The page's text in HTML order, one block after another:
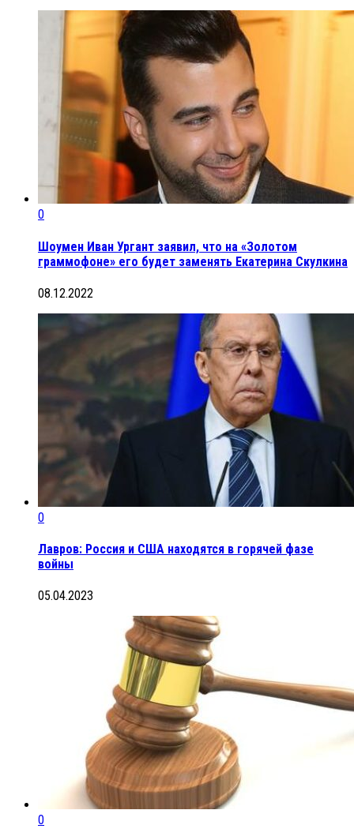
0
Шоумен Иван Ургант заявил, что на «Золотом
граммофоне» его будет заменять Екатерина Скулкина
08.12.2022
0
Лавров: Россия и США находятся в горячей фазе
войны
05.04.2023
0